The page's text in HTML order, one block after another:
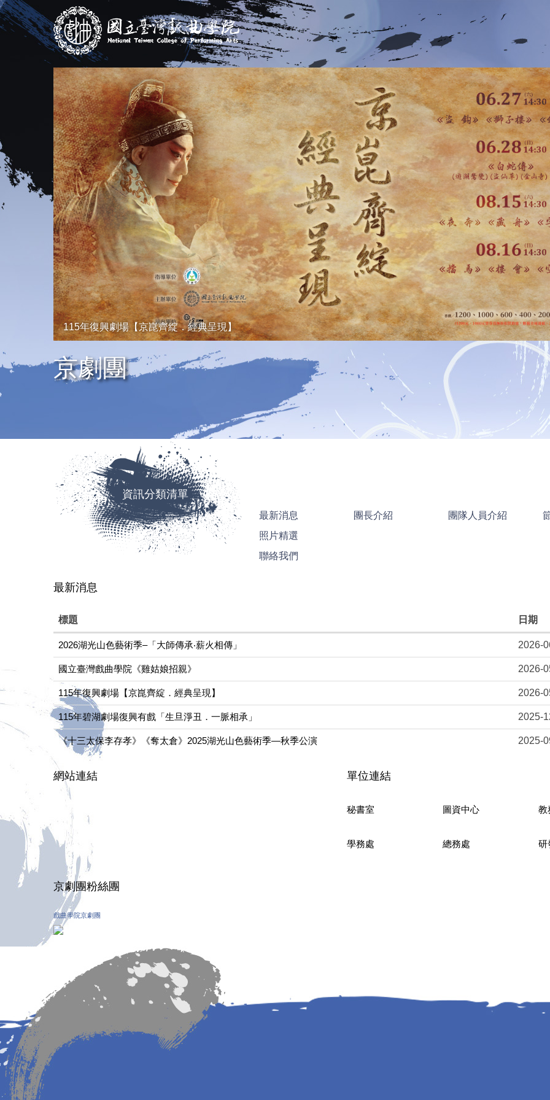
跳
到
京劇團
115年復興劇場【京崑齊綻．經典呈現】
資訊分類清單
最新消息 團長介紹 團隊人員介紹
照片精選
聯絡我們
最新消息
標題 日期
2026湖光山色藝術季–「大師傳承‧薪火相傳」 2026-
國立臺灣戲曲學院《雞姑娘招親》 2026-
115年復興劇場【京崑齊綻．經典呈現】 2026-
115年碧湖劇場復興有戲「生旦淨丑．一脈相承」 2025-
《十三太保李存孝》《奪太倉》2025湖光山色藝術季—秋季公演 2025-
網站連結 單位連結
秘書室 圖資中心 教
學務處 總務處 研
京劇團粉絲團
戲曲學院京劇團